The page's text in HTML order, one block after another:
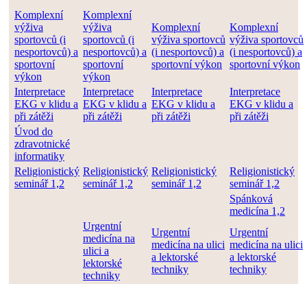
Komplexní
výživa
sportovců (i
nesportovců) a
sportovní
výkon
Komplexní
výživa
sportovců (i
nesportovců) a
sportovní
výkon
Komplexní
výživa sportovců
(i nesportovců) a
sportovní výkon
Komplexní
výživa sportovců
(i nesportovců) a
sportovní výkon
Interpretace
EKG v klidu a
při zátěži
Interpretace
EKG v klidu a
při zátěži
Interpretace
EKG v klidu a
při zátěži
Interpretace
EKG v klidu a
při zátěži
Úvod do
zdravotnické
informatiky
Religionistický
seminář 1,2
Religionistický
seminář 1,2
Religionistický
seminář 1,2
Religionistický
seminář 1,2
Spánková
medicína 1,2
Urgentní
medicína na
ulici a
lektorské
techniky
Urgentní
medicína na ulici
a lektorské
techniky
Urgentní
medicína na ulici
a lektorské
techniky